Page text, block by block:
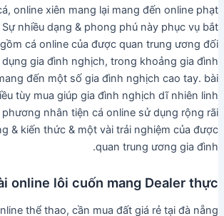
online xiên mang lại mang đến online phạt
nhiều dạng & phong phú này phục vụ bắt
cá online của được quan trung ương đối
gia đình nghịch, trong khoảng gia đình
đến một số gia đình nghịch cao tay. bài
tùy mua giúp gia đình nghịch dĩ nhiên linh
nhân tiện cá online sử dụng rộng rãi
& kiến thức & một vài trải nghiệm của được
quan trung ương gia đình.
online lôi cuốn mang Dealer thực
thể thao, cần mua đất giá rẻ tại đà nẵng